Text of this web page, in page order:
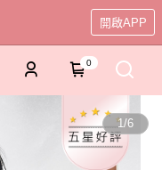
開啟APP
0
1/6